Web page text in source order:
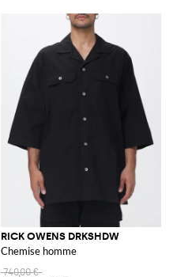
RICK OWENS DRKSHDW
Chemise homme
740,00 €